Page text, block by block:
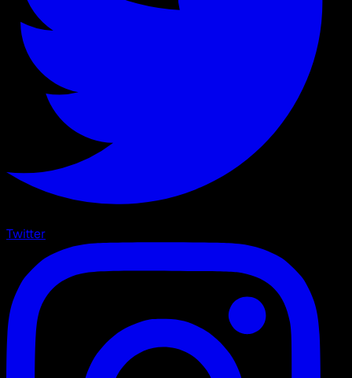
Twitter